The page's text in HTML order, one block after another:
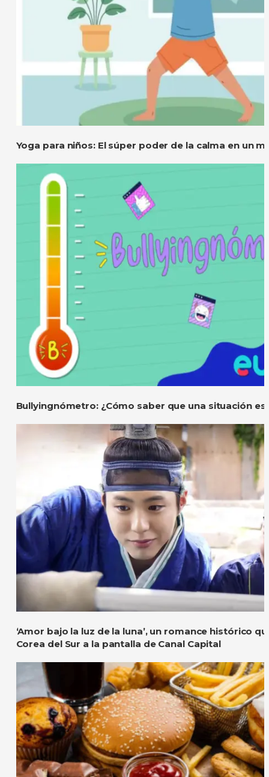
Yoga para niños: El súper poder de la calma en un
Bullyingnómetro: ¿Cómo saber que una situación es
‘Amor bajo la luz de la luna’, un romance histórico
Corea del Sur a la pantalla de Canal Capital